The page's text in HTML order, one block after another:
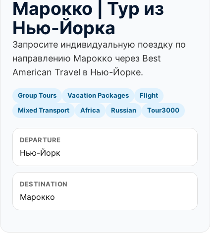
Марокко | Тур из
Нью-Йорка
Запросите индивидуальную поездку по
направлению Марокко через Best
American Travel в Нью-Йорке.
Group Tours Vacation Packages
Flight
Mixed Transport
Africa Russian Tour3000
DEPARTURE
Нью-Йорк
DESTINATION
Марокко